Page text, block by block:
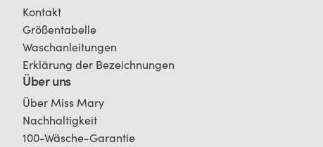
Kontakt
Größentabelle
Waschanleitungen
Erklärung der Bezeichnungen
Über uns
Über Miss Mary
Nachhaltigkeit
100-Wäsche-Garantie